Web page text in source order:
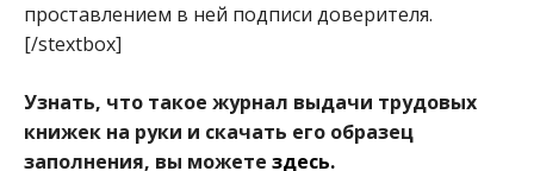
проставлением в ней подписи доверителя.
[/stextbox]
Узнать, что такое журнал выдачи трудовых
книжек на руки и скачать его образец
заполнения, вы можете здесь.